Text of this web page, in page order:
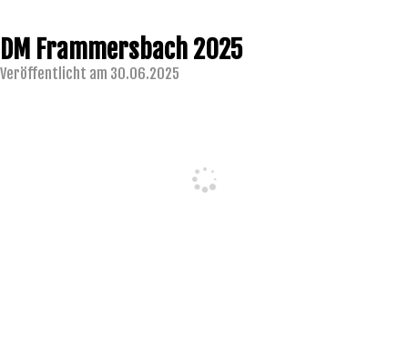
DM Frammersbach 2025
Veröffentlicht am 30.06.2025